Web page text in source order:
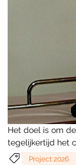
Het doel is om
tegelijkertijd het
Project 2026